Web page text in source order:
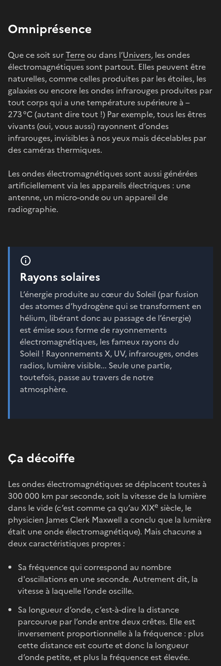
Omniprésence
Que ce soit surTerreou dans l’Univers, les ondes
électromagnétiques sont partout. Elles peuvent être
naturelles, comme celles produites par les étoiles, les
galaxies ou encore les ondes infrarouges produites par
tout corps qui a une température supérieure à –
273 °C (autant dire tout !) Par exemple, tous les êtres
vivants (oui, vous aussi) rayonnent d’ondes
infrarouges, invisibles à nos yeux mais décelables par
des caméras thermiques.
Les ondes électromagnétiques sont aussi générées
artificiellement via les appareils électriques : une
antenne, un micro-onde ou un appareil de
radiographie.
Rayons solaires
L’énergie produite au cœur du Soleil (par fusion
des atomes d’hydrogène qui se transforment en
hélium, libérant donc au passage de l’énergie)
est émise sous forme de rayonnements
électromagnétiques, les fameux rayons du
Soleil ! Rayonnements X, UV, infrarouges, ondes
radios, lumière visible... Seule une partie,
toutefois, passe au travers de notre
atmosphère.
Ça décoiffe
Les ondes électromagnétiques se déplacent toutes à
300 000 km par seconde, soit la vitesse de la lumière
dans le vide (c’est comme ça qu’au XIXe siècle, le
physicien James Clerk Maxwell a conclu que la lumière
était une onde électromagnétique). Mais chacune a
deux caractéristiques propres :
Sa fréquence qui correspond au nombre
d'oscillations en une seconde. Autrement dit, la
vitesse à laquelle l’onde oscille.
Sa longueur d’onde, c’est-à-dire la distance
parcourue par l’onde entre deux crêtes. Elle est
inversement proportionnelle à la fréquence : plus
cette distance est courte et donc la longueur
d’onde petite, et plus la fréquence est élevée.